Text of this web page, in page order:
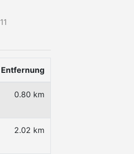
11
Entfernung
0.80 km
2.02 km